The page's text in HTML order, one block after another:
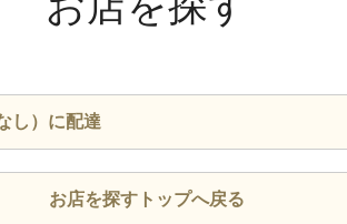
し）に配達
お店を探すトップへ戻る